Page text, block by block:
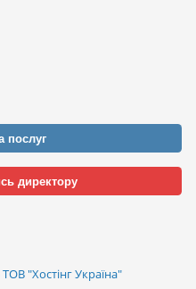
послуг
директору
ТОВ "Хостінг Україна"